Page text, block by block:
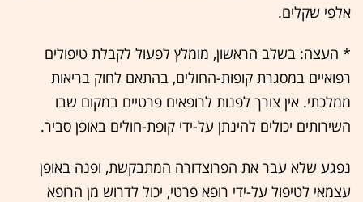
אלפי שקלים.
* העצה: בשלב הראשון, מומלץ לפעול לקבלת טיפולים
רפואיים במסגרת קופות-החולים, בהתאם לחוק בריאות
ממלכתי. אין צורך לפנות לרופאים פרטיים במקום שבו
השירותים יכולים להינתן על-ידי קופת-חולים באופן סביר.
נפגע שלא עבר את הפרוצדורה המתבקשת, ופנה באופן
עצמאי לטיפול על-ידי רופא פרטי, יכול לדרוש מן הרופא